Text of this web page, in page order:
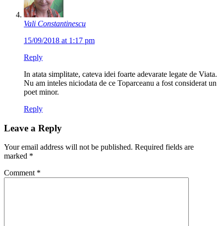
Vali Constantinescu
15/09/2018 at 1:17 pm
Reply
In atata simplitate, cateva idei foarte adevarate legate de Viata.
Nu am inteles niciodata de ce Toparceanu a fost considerat un
poet minor.
Reply
Leave a Reply
Your email address will not be published. Required fields are
marked *
Comment *